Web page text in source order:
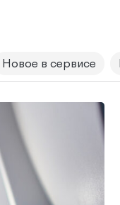
Новое в сервисе